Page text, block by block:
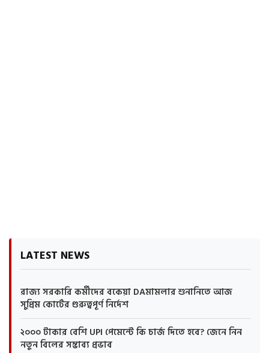
LATEST NEWS
রাজ্য সরকারি কর্মীদের বকেয়া DAমামলার শুনানিতে আজ
সুপ্রিম কোর্টের গুরুত্বপূর্ণ নির্দেশ
২০০০ টাকার বেশি UPI পেমেন্টে কি চার্জ দিতে হবে? জেনে নিন
নতুন বিলের সম্ভাব্য প্রভাব